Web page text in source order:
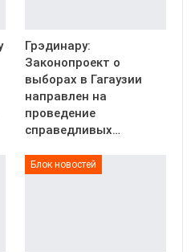
Грэдинару:
Законопроект о
выборах в Гагаузии
направлен на
проведение
справедливых…
Блок новостей